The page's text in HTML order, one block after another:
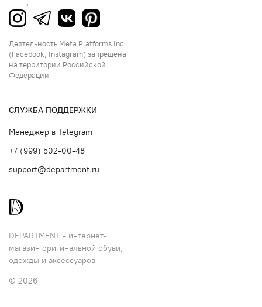
DEPARTMENT - интернет-
магазин оригинальной обуви,
одежды и аксессуаров
© 2026
Деятельность Meta Platforms Inc.
(Facebook, Instagram) запрещена
на территории Российской
Федерации
СЛУЖБА ПОДДЕРЖКИ
Менеджер в Telegram
+7 (999) 502-00-48
support@department.ru